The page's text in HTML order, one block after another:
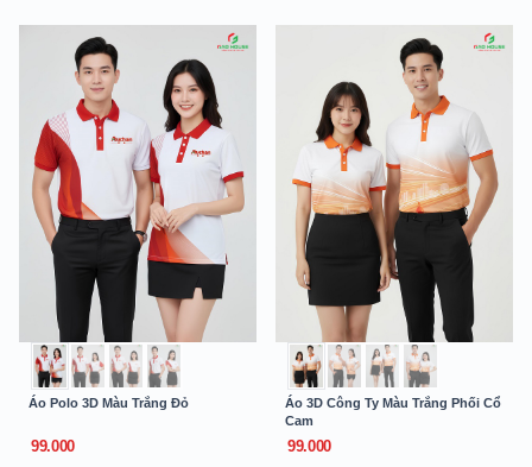
Áo Polo 3D Màu Trắng Đỏ
99.000
Áo 3D Công Ty Màu Trắng Phối Cổ
Cam
99.000